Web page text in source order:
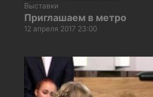
Выставки
Приглашаем в метро
12 апреля 2017 23:00